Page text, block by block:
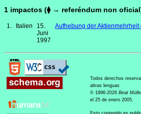
1 impactos (⧫ → referéndum non
1. Italien
15.
Juni
1997
Aufhebung der
Todos derechos
altras lenguas
© 1996-2026 Beat
el 25 de enero 2005.